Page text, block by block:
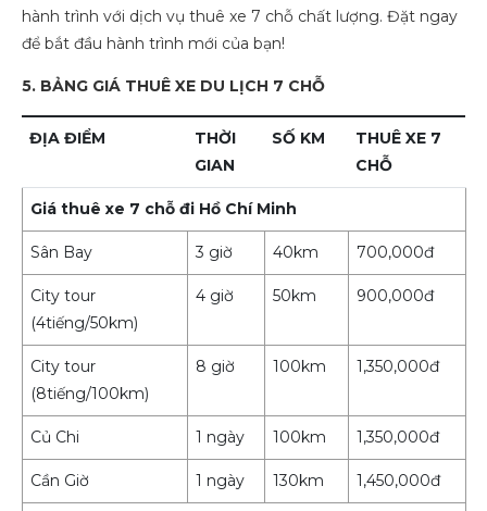
hành trình với dịch vụ thuê xe 7 chỗ chất lượng. Đặt ngay
để bắt đầu hành trình mới của bạn!
5. BẢNG GIÁ THUÊ XE DU LỊCH 7 CHỖ
ĐỊA ĐIỂM
THỜI
GIAN
SỐ KM
THUÊ XE 7
CHỖ
Giá thuê xe 7 chỗ đi Hồ Chí Minh
Sân Bay 3 giờ 40km 700,000đ
City tour
(4tiếng/50km)
4 giờ 50km 900,000đ
City tour
(8tiếng/100km)
8 giờ 100km 1,350,000đ
Củ Chi 1 ngày 100km 1,350,000đ
Cần Giờ 1 ngày 130km 1,450,000đ